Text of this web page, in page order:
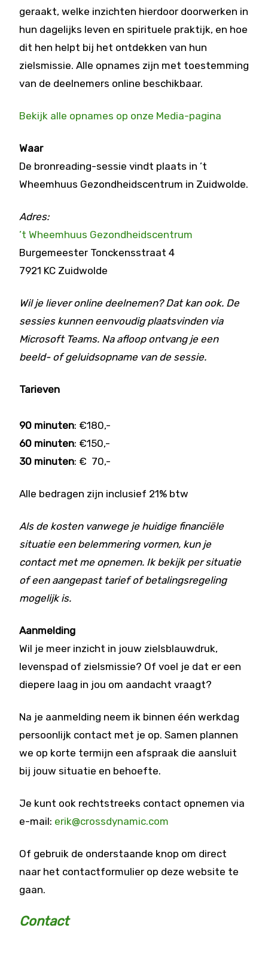
geraakt, welke inzichten hierdoor doorwerken in
hun dagelijks leven en spirituele praktijk, en hoe
dit hen helpt bij het ontdekken van hun
zielsmissie. Alle opnames zijn met toestemming
van de deelnemers online beschikbaar.
Bekijk alle opnames op onze Media-pagina
Waar
De bronreading-sessie vindt plaats in ’t
Wheemhuus Gezondheidscentrum in Zuidwolde.
Adres:
’t Wheemhuus Gezondheidscentrum
Burgemeester Tonckensstraat 4
7921 KC Zuidwolde
Wil je liever online deelnemen? Dat kan ook. De
sessies kunnen eenvoudig plaatsvinden via
Microsoft Teams. Na afloop ontvang je een
beeld- of geluidsopname van de sessie.
Tarieven
90 minuten: €180,-
60 minuten: €150,-
30 minuten: € 70,-
Alle bedragen zijn inclusief 21% btw
Als de kosten vanwege je huidige financiële
situatie een belemmering vormen, kun je
contact met me opnemen. Ik bekijk per situatie
of een aangepast tarief of betalingsregeling
mogelijk is.
Aanmelding
Wil je meer inzicht in jouw zielsblauwdruk,
levenspad of zielsmissie? Of voel je dat er een
diepere laag in jou om aandacht vraagt?
Na je aanmelding neem ik binnen één werkdag
persoonlijk contact met je op. Samen plannen
we op korte termijn een afspraak die aansluit
bij jouw situatie en behoefte.
Je kunt ook rechtstreeks contact opnemen via
e-mail: erik@crossdynamic.com
Of gebruik de onderstaande knop om direct
naar het contactformulier op deze website te
gaan.
Contact